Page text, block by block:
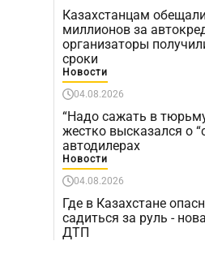
Казахстанцам
миллионов за
организаторы
сроки
Новости
04.08.2026
“Надо сажать в
жестко высказался о
автодилерах
Новости
04.08.2026
Где в Казахстане
садиться за руль -
ДТП